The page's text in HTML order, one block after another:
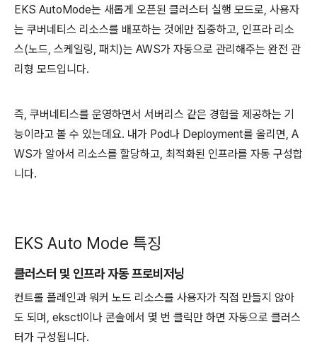
EKS AutoMode는 새롭게 오픈된 클러스터 실행 모드로, 사용자
는 쿠버네티스 리소스를 배포하는 것에만 집중하고, 인프라 리소
스(노드, 스케일링, 패치)는 AWS가 자동으로 관리해주는 완전 관
리형 모드입니다.
즉, 쿠버네티스를 운영하면서 서버리스 같은 경험을 제공하는 기
능이라고 볼 수 있는데요. 내가 Pod나 Deployment를 올리면, A
WS가 알아서 리소스를 할당하고, 최적화된 인프라를 자동 구성합
니다.
EKS Auto Mode 특징
클러스터 및 인프라 자동 프로비저닝
컨트롤 플레인과 워커 노드 리소스를 사용자가 직접 만들지 않아
도 되며, eksctl이나 콘솔에서 몇 번 클릭만 하면 자동으로 클러스
터가 구성됩니다.